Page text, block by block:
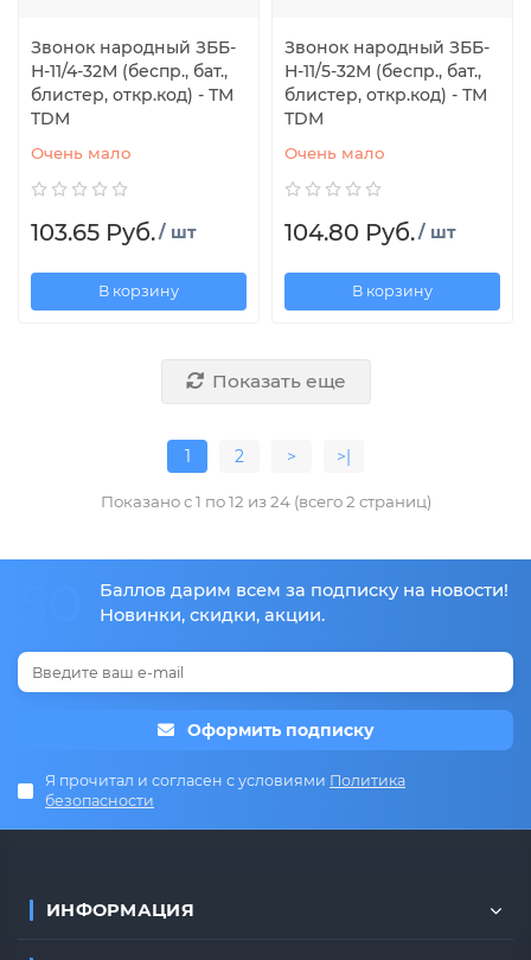
Звонок народный ЗББ-
Н-11/4-32М (беспр., бат.,
блистер, откр.код) - ТМ
TDM
Очень мало
103.65 Руб./ шт
В корзину
Звонок народный ЗББ-
Н-11/5-32М (беспр., бат.,
блистер, откр.код) - ТМ
TDM
Очень мало
104.80 Руб./ шт
В корзину
Показать еще
1 2 > >|
Показано с 1 по 12 из 24 (всего 2 страниц)
Баллов дарим всем за подписку на новости!
Новинки, скидки, акции.
Оформить подписку
Я прочитал и согласен с условиями Политика
безопасности
ИНФОРМАЦИЯ